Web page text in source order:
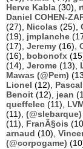
Herve Kabla (30),
Daniel COHEN-
(27), Nicolas (25),
(19), jmplanche
(17), Jeremy (16),
(16), bobonofx
(14), Jerome (13),
Mawas (@Pem)
Lionel (12), Pascal
Benoit (12), jean
queffelec (11),
(11),
(11), FranÃ§ois
arnaud (10),
(@corpogame)